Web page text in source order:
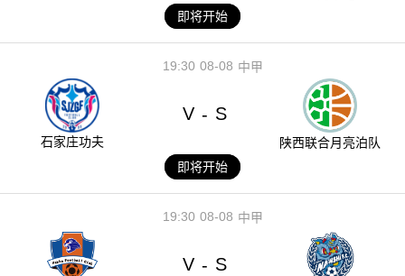
即将开始
08-08
19:30 中甲
石家庄功夫
V - S
陕西联合月亮泊队
即将开始
08-08
19:30 中甲
V - S